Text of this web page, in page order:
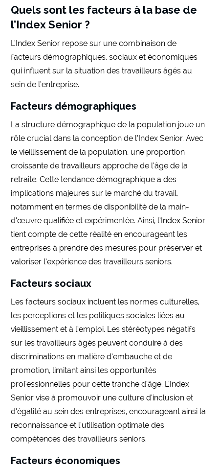
Quels sont les facteurs à la base de
l’Index Senior ?
L’Index Senior repose sur une combinaison de
facteurs démographiques, sociaux et économiques
qui influent sur la situation des travailleurs âgés au
sein de l’entreprise.
Facteurs démographiques
La structure démographique de la population joue un
rôle crucial dans la conception de l’Index Senior. Avec
le vieillissement de la population, une proportion
croissante de travailleurs approche de l’âge de la
retraite. Cette tendance démographique a des
implications majeures sur le marché du travail,
notamment en termes de disponibilité de la main-
d’œuvre qualifiée et expérimentée. Ainsi, l’Index Senior
tient compte de cette réalité en encourageant les
entreprises à prendre des mesures pour préserver et
valoriser l’expérience des travailleurs seniors.
Facteurs sociaux
Les facteurs sociaux incluent les normes culturelles,
les perceptions et les politiques sociales liées au
vieillissement et à l’emploi. Les stéréotypes négatifs
sur les travailleurs âgés peuvent conduire à des
discriminations en matière d’embauche et de
promotion, limitant ainsi les opportunités
professionnelles pour cette tranche d’âge. L’Index
Senior vise à promouvoir une culture d’inclusion et
d’égalité au sein des entreprises, encourageant ainsi la
reconnaissance et l’utilisation optimale des
compétences des travailleurs seniors.
Facteurs économiques